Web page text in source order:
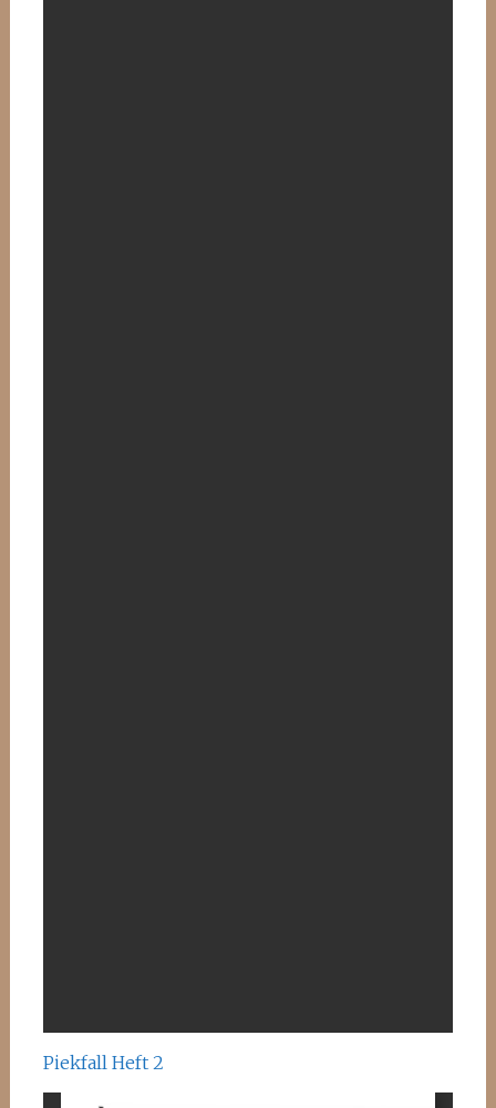
Piekfall Heft 2